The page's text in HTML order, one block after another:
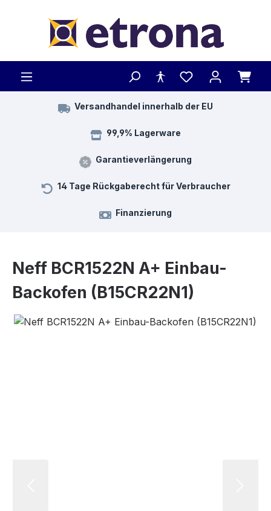
Versandhandel innerhalb der EU
99,9% Lagerware
Garantieverlängerung
14 Tage Rückgaberecht für Verbraucher
Finanzierung
Neff BCR1522N A+ Ein­bau-
Back­ofen (B15CR22N1)
Bildergalerie überspringen